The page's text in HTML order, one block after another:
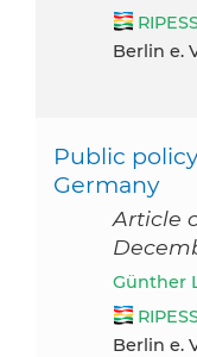
Berlin e.
Public
Germany
Article
Günther
Berlin e.